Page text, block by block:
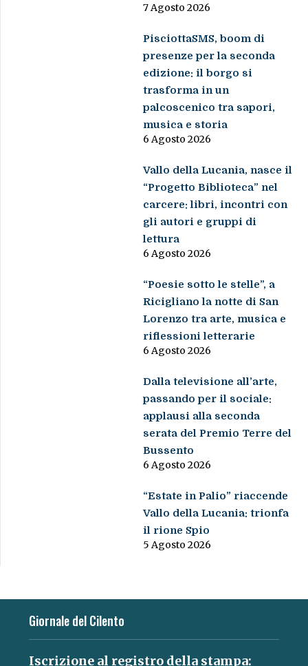
7 Agosto 2026
PisciottaSMS, boom di
presenze per la seconda
edizione: il borgo si
trasforma in un
palcoscenico tra sapori,
musica e storia
6 Agosto 2026
Vallo della Lucania, nasce il
“Progetto Biblioteca” nel
carcere: libri, incontri con
gli autori e gruppi di
lettura
6 Agosto 2026
“Poesie sotto le stelle”, a
Ricigliano la notte di San
Lorenzo tra arte, musica e
riflessioni letterarie
6 Agosto 2026
Dalla televisione all’arte,
passando per il sociale:
applausi alla seconda
serata del Premio Terre del
Bussento
6 Agosto 2026
“Estate in Palio” riaccende
Vallo della Lucania: trionfa
il rione Spio
5 Agosto 2026
Giornale del Cilento
Iscrizione al registro della stampa: